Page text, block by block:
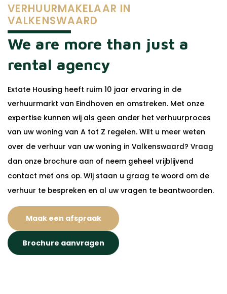
VERHUURMAKELAAR IN
VALKENSWAARD
We are more than just a
rental agency
Extate Housing heeft ruim 10 jaar ervaring in de
verhuurmarkt van Eindhoven en omstreken. Met onze
expertise kunnen wij als geen ander het verhuurproces
van uw woning van A tot Z regelen. Wilt u meer weten
over de verhuur van uw woning in Valkenswaard? Vraag
dan onze brochure aan of neem geheel vrijblijvend
contact met ons op. Wij staan u graag te woord om de
verhuur te bespreken en al uw vragen te beantwoorden.
Maak een afspraak
Brochure aanvragen